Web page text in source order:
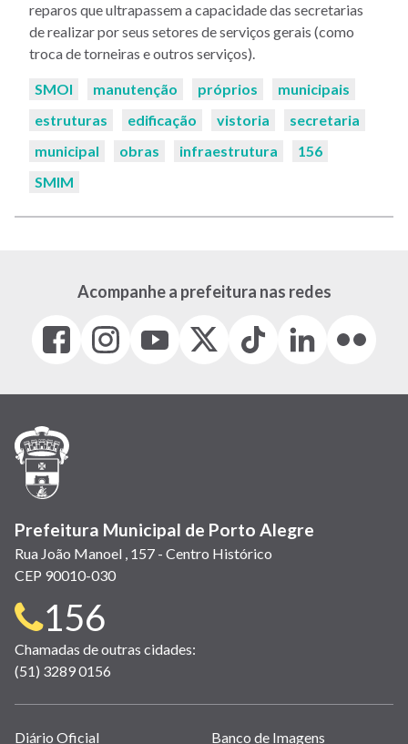
reparos que ultrapassem a capacidade das secretarias
de realizar por seus setores de serviços gerais (como
troca de torneiras e outros serviços).
Palavras-
SMOI manutenção próprios
municipais
estruturas
edificação vistoria
secretaria
municipal
obras infraestrutura
156
SMIM
Acompanhe a prefeitura nas redes
Facebook
(link
em
janela)
Instagram
(link
em
(link
em
(Antigo
(link
Tiktok
(link
em
LinkedIn
(link
em
(link
em
Prefeitura Municipal de Porto Alegre
Rua João Manoel , 157 - Centro Histórico
CEP 90010-030
Telefone
para
contato:
156
Chamadas de outras cidades:
(51) 3289 0156
Links
Diário Oficial Banco de Imagens